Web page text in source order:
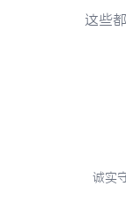
这些
诚实